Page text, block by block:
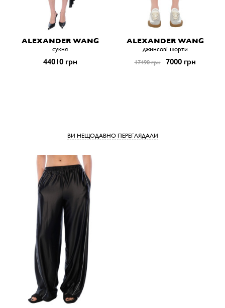
ALEXANDER WANG
сукня
44010 грн
ALEXANDER WANG
джинсові шорти
17490 грн 7000 грн
ВИ НЕЩОДАВНО ПЕРЕГЛЯДАЛИ